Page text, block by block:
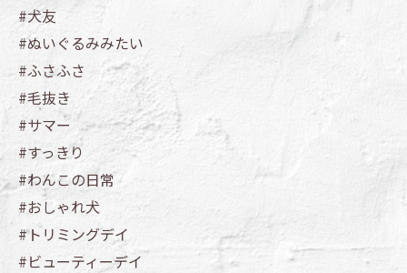
#犬友
#ぬいぐるみみたい
#ふさふさ
#毛抜き
#サマー
#すっきり
#わんこの日常
#おしゃれ犬
#トリミングデイ
#ビューティーデイ